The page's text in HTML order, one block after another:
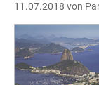
11.07.2018 von